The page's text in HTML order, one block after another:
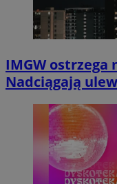
IMGW ostrzega
Nadciągają